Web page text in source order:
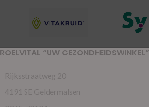
ROELVITAL “UW GEZONDHEIDSWINKEL”
Rijksstraatweg 20
4191 SE Geldermalsen